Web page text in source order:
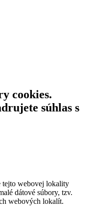
cookies.
súhlas s
tejto webovej lokality
dátové súbory, tzv.
webových lokalít.